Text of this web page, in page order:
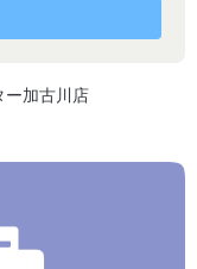
加古川店